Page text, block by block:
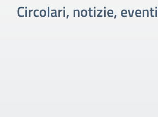
Circolari, notizie,